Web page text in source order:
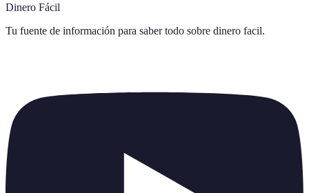
Dinero Fácil
Tu fuente de información para saber todo sobre dinero facil.